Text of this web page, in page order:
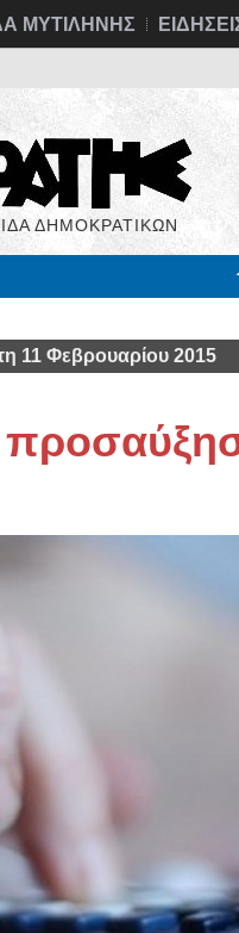
ΜΥΤΙΛΗΝΗΣ
ΔΗΜΟΚΡΑΤΙΚΩΝ
11 Φεβρουαρίου 2015